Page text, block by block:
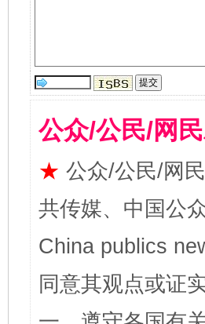
公众/公民/网
★ 公众/公民/网
共传媒、中国公
China publics
同意其观点或证